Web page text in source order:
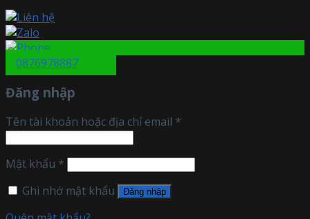
0876978887
Đăng nhập
Tên tài khoản hoặc địa chỉ email *
Mật khẩu *
Ghi nhớ mật khẩu
Đăng nhập